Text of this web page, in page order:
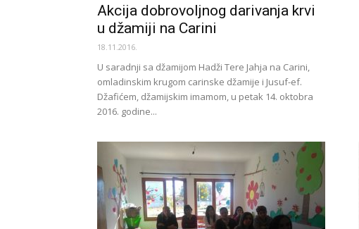
Akcija dobrovoljnog darivanja krvi
u džamiji na Carini
18.11.2016.
U saradnji sa džamijom Hadži Tere Jahja na Carini,
omladinskim krugom carinske džamije i Jusuf-ef.
Džafićem, džamijskim imamom, u petak 14. oktobra
2016. godine...